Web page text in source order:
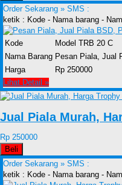
Order Sekarang » SMS :
ketik : Kode - Nama barang -
Kode
Model TRB 20 C
Nama Barang Pesan Piala, Jual
Harga
Rp 250000
Lihat Detail »
Jual Piala Murah,
Rp 250000
Beli
Order Sekarang » SMS :
ketik : Kode - Nama barang -